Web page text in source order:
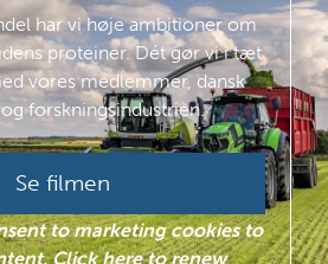
har vi høje ambitioner om
proteiner. Dét gør vi i tæt
vores medlemmer, dansk
forskningsindustrien.
Se filmen
to marketing cookies to
Click here to renew